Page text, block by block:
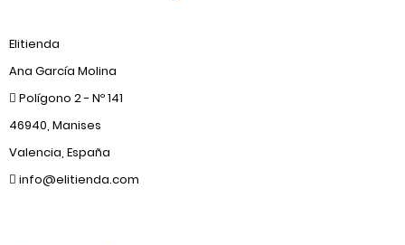
Elitienda
Ana García Molina
Polígono 2 - Nº 141
46940, Manises
Valencia, España
info@elitienda.com